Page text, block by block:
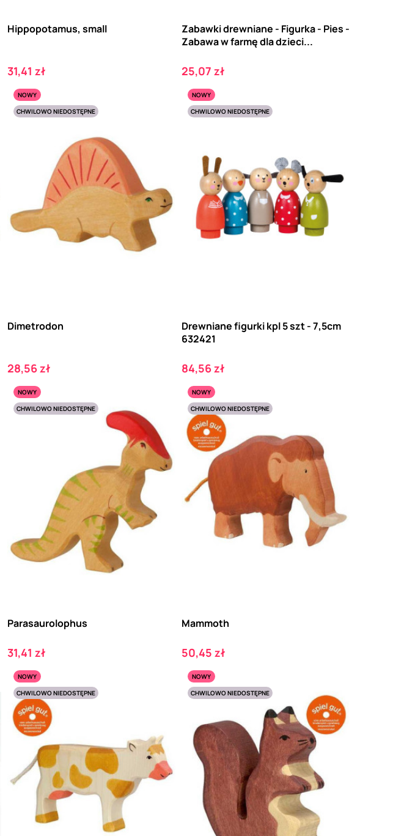
Hippopotamus, small
Cena
31,41 zł
Zabawki drewniane - Figurka - Pies -
Zabawa w farmę dla dzieci...
Cena
25,07 zł
NOWY
CHWILOWO NIEDOSTĘPNE
Dimetrodon
Cena
28,56 zł
NOWY
CHWILOWO NIEDOSTĘPNE
Drewniane figurki kpl 5 szt - 7,5cm
632421
Cena
84,56 zł
NOWY
CHWILOWO NIEDOSTĘPNE
Parasaurolophus
Cena
31,41 zł
NOWY
CHWILOWO NIEDOSTĘPNE
Mammoth
Cena
50,45 zł
NOWY
CHWILOWO NIEDOSTĘPNE
NOWY
CHWILOWO NIEDOSTĘPNE